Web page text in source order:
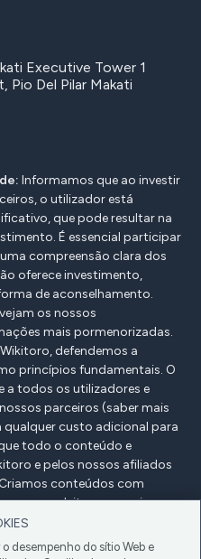
desempenho do sítio Web e
Executive Tower 1
Pio Del Pilar Makati
Informamos que ao investir
o utilizador está
que pode resultar na
É essencial participar
compreensão clara dos
oferece investimento,
de aconselhamento.
os nossos
mais pormenorizadas.
defendemos a
princípios fundamentais. O
a todos os utilizadores e
parceiros (saber mais
qualquer custo adicional para
todo o conteúdo e
e pelos nossos afiliados
conteúdos com
nossos leitores e, mais
por quaisquer acordos de